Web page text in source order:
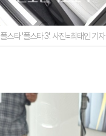
폴스타 '폴스타 3'. 사진=최태인 기자